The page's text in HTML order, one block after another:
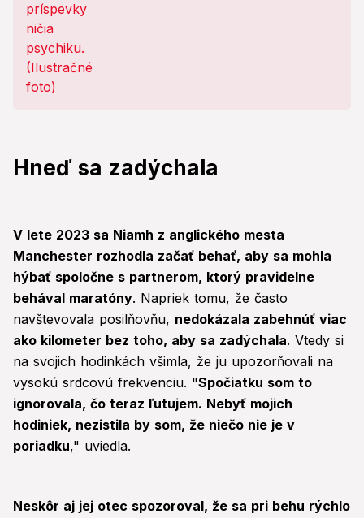
Hneď sa zadýchala
V lete 2023 sa Niamh z anglického mesta
Manchester rozhodla začať behať, aby sa mohla
hýbať spoločne s partnerom, ktorý pravidelne
behával maratóny. Napriek tomu, že často
navštevovala posilňovňu, nedokázala zabehnúť viac
ako kilometer bez toho, aby sa zadýchala. Vtedy si
na svojich hodinkách všimla, že ju upozorňovali na
vysokú srdcovú frekvenciu. "Spočiatku som to
ignorovala, čo teraz ľutujem. Nebyť mojich
hodiniek, nezistila by som, že niečo nie je v
poriadku," uviedla.
Neskôr aj jej otec spozoroval, že sa pri behu rýchlo